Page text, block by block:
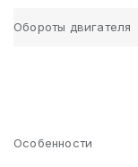
Обороты двигателя
Особенности